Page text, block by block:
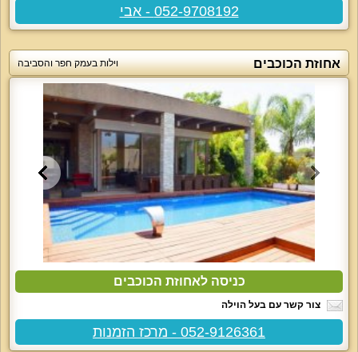
052-9708192 - אבי
אחוזת הכוכבים וילות בעמק חפר והסביבה
כניסה לאחוזת הכוכבים
צור קשר עם בעל הוילה
052-9126361 - מרכז הזמנות